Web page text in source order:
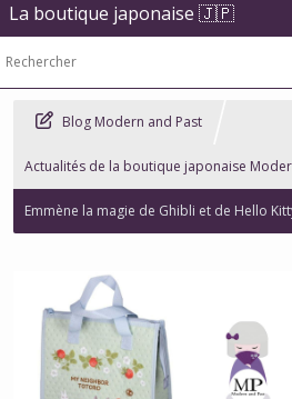
La boutique japonaise 🇯🇵
Blog Modern and Past
Actualités de la boutique japonaise
Emmène la magie de Ghibli et de Hello